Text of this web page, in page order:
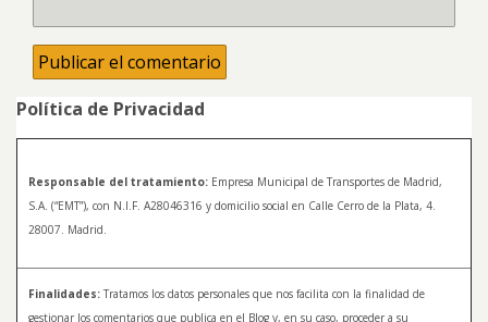
Política de Privacidad
Responsable del tratamiento: Empresa Municipal de Transportes de Madrid,
S.A. (“EMT”), con N.I.F. A28046316 y domicilio social en Calle Cerro de la Plata, 4.
28007. Madrid.
Finalidades: Tratamos los datos personales que nos facilita con la finalidad de
gestionar los comentarios que publica en el Blog y, en su caso, proceder a su